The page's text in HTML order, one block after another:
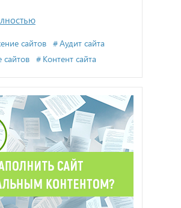
сайтов
Аудит сайта
сайтов
Контент сайта